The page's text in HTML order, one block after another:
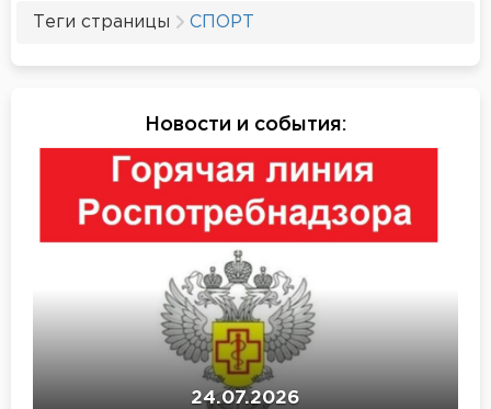
Теги страницы СПОРТ
Новости и события:
24.07.2026